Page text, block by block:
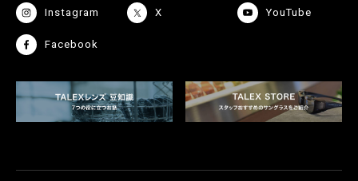
Instagram X YouTube
Facebook